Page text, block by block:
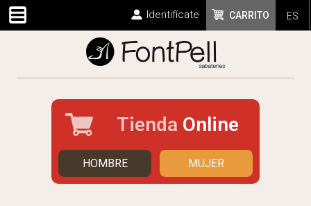
ES
CARRITO
Identifícate
Tienda Online
HOMBRE MUJER